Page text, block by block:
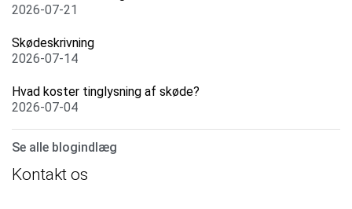
2026-07-21
Skødeskrivning
2026-07-14
Hvad koster tinglysning af skøde?
2026-07-04
Se alle blogindlæg
Kontakt os